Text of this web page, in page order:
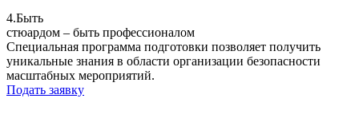
4.Быть
стюардом – быть профессионалом
Специальная программа подготовки позволяет получить
уникальные знания в области организации безопасности
масштабных мероприятий.
Подать заявку